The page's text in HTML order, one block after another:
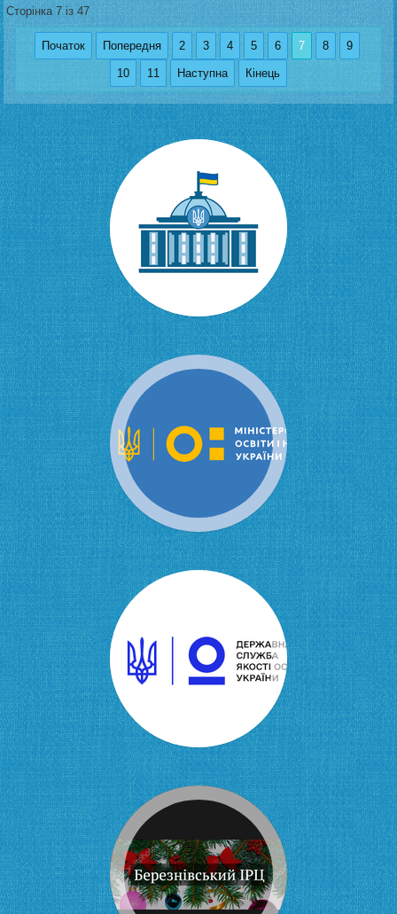
Сторінка 7 із 47
Початок Попередня 2 3 4 5 6 7 8 9
10 11 Наступна Кінець